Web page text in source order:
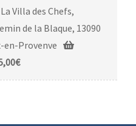
La Villa des Chefs,
de la Blaque, 13090
en-Provenve
€